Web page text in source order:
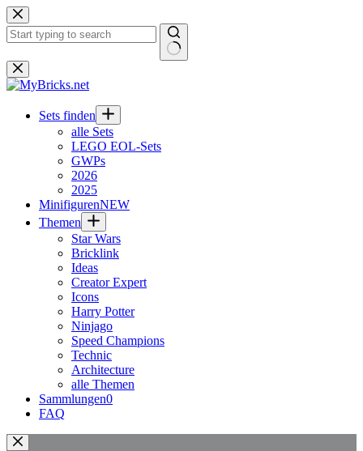
Zum
Inhalt
springen
Keine
Ergebnisse
Sets finden
alle Sets
LEGO EOL-Sets
GWPs
2026
2025
MinifigurenNEW
Themen
Star Wars
Bricklink
Ideas
Creator Expert
Icons
Harry Potter
Ninjago
Speed Champions
Technic
Architecture
alle Themen
Sammlungen0
FAQ